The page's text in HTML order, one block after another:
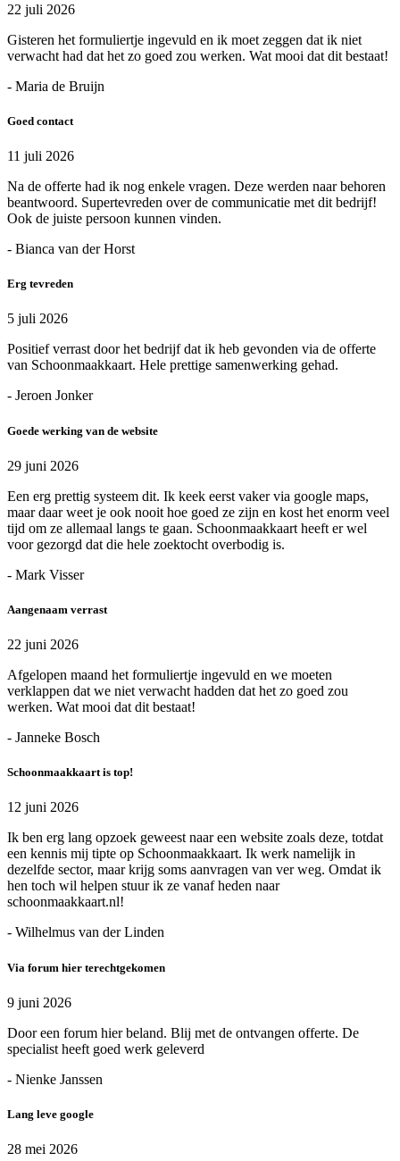
22 juli 2026
Gisteren het formuliertje ingevuld en ik moet zeggen dat ik niet
verwacht had dat het zo goed zou werken. Wat mooi dat dit bestaat!
- Maria de Bruijn
Goed contact
11 juli 2026
Na de offerte had ik nog enkele vragen. Deze werden naar behoren
beantwoord. Supertevreden over de communicatie met dit bedrijf!
Ook de juiste persoon kunnen vinden.
- Bianca van der Horst
Erg tevreden
5 juli 2026
Positief verrast door het bedrijf dat ik heb gevonden via de offerte
van Schoonmaakkaart. Hele prettige samenwerking gehad.
- Jeroen Jonker
Goede werking van de website
29 juni 2026
Een erg prettig systeem dit. Ik keek eerst vaker via google maps,
maar daar weet je ook nooit hoe goed ze zijn en kost het enorm veel
tijd om ze allemaal langs te gaan. Schoonmaakkaart heeft er wel
voor gezorgd dat die hele zoektocht overbodig is.
- Mark Visser
Aangenaam verrast
22 juni 2026
Afgelopen maand het formuliertje ingevuld en we moeten
verklappen dat we niet verwacht hadden dat het zo goed zou
werken. Wat mooi dat dit bestaat!
- Janneke Bosch
Schoonmaakkaart is top!
12 juni 2026
Ik ben erg lang opzoek geweest naar een website zoals deze, totdat
een kennis mij tipte op Schoonmaakkaart. Ik werk namelijk in
dezelfde sector, maar krijg soms aanvragen van ver weg. Omdat ik
hen toch wil helpen stuur ik ze vanaf heden naar
schoonmaakkaart.nl!
- Wilhelmus van der Linden
Via forum hier terechtgekomen
9 juni 2026
Door een forum hier beland. Blij met de ontvangen offerte. De
specialist heeft goed werk geleverd
- Nienke Janssen
Lang leve google
28 mei 2026